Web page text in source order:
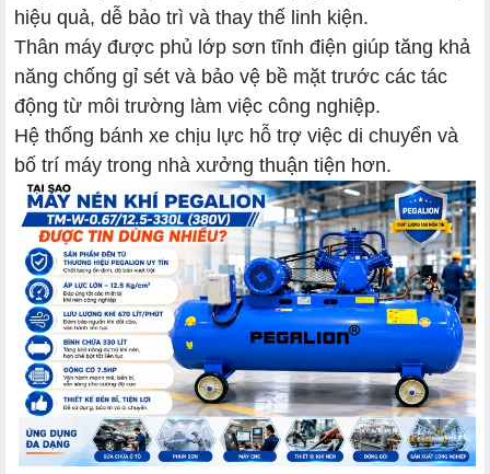
hiệu quả, dễ bảo trì và thay thế linh kiện.
Thân máy được phủ lớp sơn tĩnh điện giúp tăng khả
năng chống gỉ sét và bảo vệ bề mặt trước các tác
động từ môi trường làm việc công nghiệp.
Hệ thống bánh xe chịu lực hỗ trợ việc di chuyển và
bố trí máy trong nhà xưởng thuận tiện hơn.